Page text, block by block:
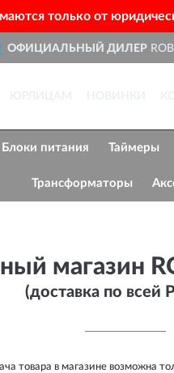
только от
ОФИЦИАЛЬНЫЙ ДИЛЕР
ЮРЛИЦАМ НОВИНКИ
Блоки питания Таймеры
Трансформаторы
магазин
(доставка по всей
товара в магазине возможна